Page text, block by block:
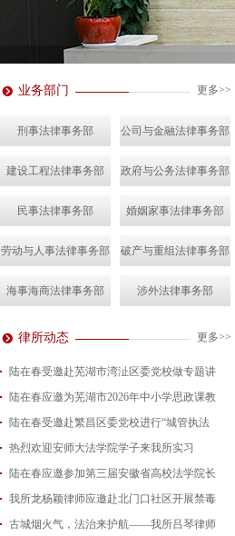
业务部门 更多>>
刑事法律事务部 公司与金融法律事务部
建设工程法律事务部 政府与公务法律事务部
民事法律事务部 婚姻家事法律事务部
劳动与人事法律事务部 破产与重组法律事务部
海事海商法律事务部 涉外法律事务部
律所动态 更多>>
陆在春受邀赴芜湖市湾沚区委党校做专题讲
2026-08-04
陆在春应邀为芜湖市2026年中小学思政课教
2026-07-24
陆在春受邀赴繁昌区委党校进行“城管执法
2026-07-15
热烈欢迎安师大法学院学子来我所实习
2026-07-01
陆在春应邀参加第三届安徽省高校法学院长
2026-06-29
我所龙杨颖律师应邀赴北门口社区开展禁毒
2026-06-18
古城烟火气，法治来护航——我所吕琴律师